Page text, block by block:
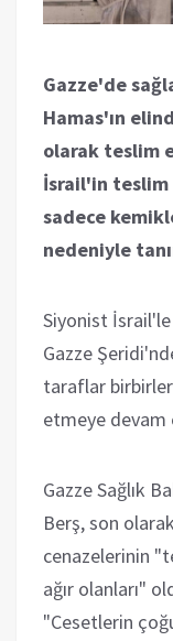
Gazze'de
Hamas'ın
olarak teslim
İsrail'in
sadece
nedeniyle
Siyonist
Gazze
taraflar
etmeye devam
Gazze Sağlık
Berş, son
cenazelerinin
ağır olanları"
"Cesetlerin